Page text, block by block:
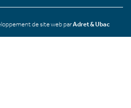
de site web parAdret & Ubac